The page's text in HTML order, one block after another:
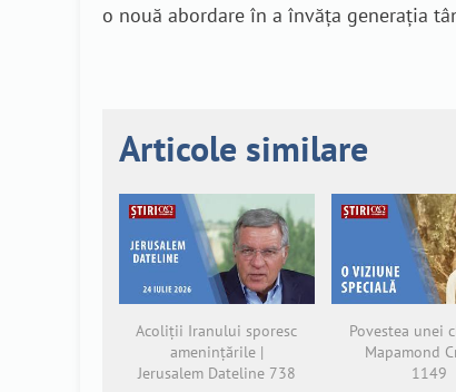
o nouă abordare în a învăța generația
Articole similare
Acoliții Iranului sporesc
amenințările |
Jerusalem Dateline 738
Povestea unei
Mapamond
1149